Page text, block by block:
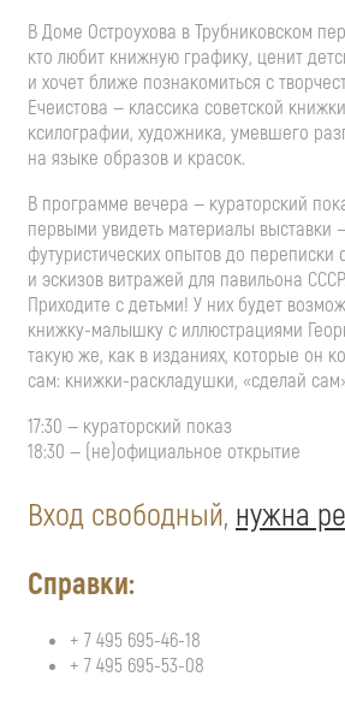
В Доме Остроухова в Трубниковском
кто любит книжную графику, ценит
и хочет ближе познакомиться с
Ечеистова — классика советской
ксилографии, художника, умевшего
на языке образов и красок.
В программе вечера — кураторский
первыми увидеть материалы выставки
футуристических опытов до переписки
и эскизов витражей для павильона СССР.
Приходите с детьми! У них будет
книжку-малышку с иллюстрациями
такую же, как в изданиях, которые он
сам: книжки-раскладушки, «сделай
17:30 — кураторский показ
18:30 — (не)официальное открытие
Вход свободный, нужна
Справки:
+ 7 495 695-46-18
+ 7 495 695-53-08